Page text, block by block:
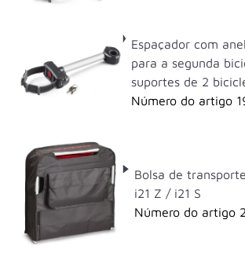
Espaçador com
para a segunda
suportes de 2
Número do artigo
Bolsa de
i21 Z / i21 S
Número do artigo